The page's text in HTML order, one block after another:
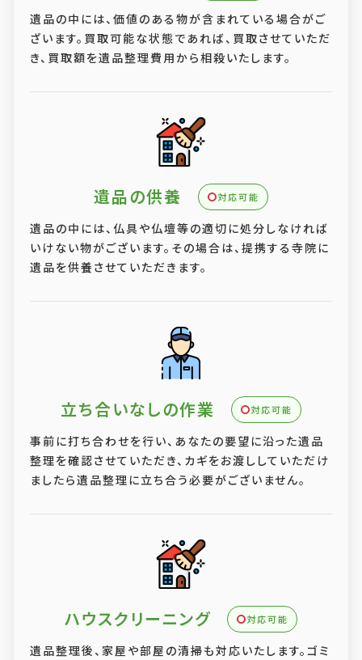
遺品の中には、価値のある物が含まれている場合がご
ざいます。買取可能な状態であれば、買取させていただ
き、買取額を遺品整理費用から相殺いたします。
遺品の供養 対応可能
遺品の中には、仏具や仏壇等の適切に処分しなければ
いけない物がございます。その場合は、提携する寺院に
遺品を供養させていただきます。
立ち合いなしの作業 対応可能
事前に打ち合わせを行い、あなたの要望に沿った遺品
整理を確認させていただき、カギをお渡ししていただけ
ましたら遺品整理に立ち合う必要がございません。
ハウスクリーニング 対応可能
遺品整理後、家屋や部屋の清掃も対応いたします。ゴミ